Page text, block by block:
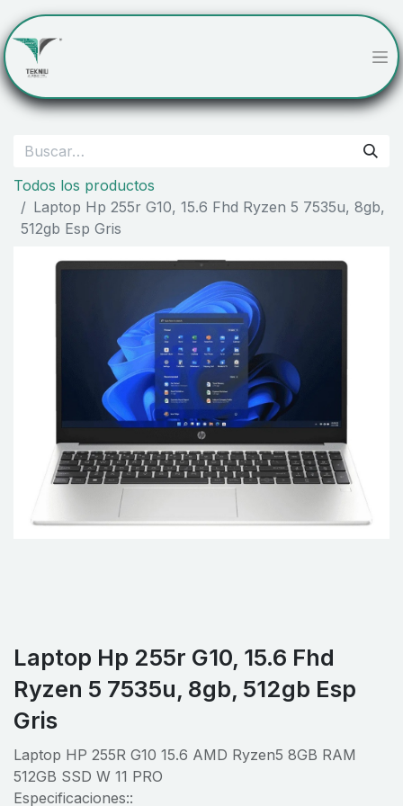
Todos los productos
Laptop Hp 255r G10, 15.6 Fhd Ryzen 5 7535u, 8gb,
512gb Esp Gris
Laptop Hp 255r G10, 15.6 Fhd
Ryzen 5 7535u, 8gb, 512gb Esp
Gris
Laptop HP 255R G10 15.6 AMD Ryzen5 8GB RAM
512GB SSD W 11 PRO
Especificaciones::